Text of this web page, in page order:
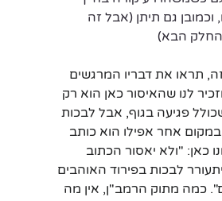
וכמובן גם תיתן (אבל זה
הבא)
תראו את דבריו המרגשים
לנו שהאיסור כאן הוא רק
פגיעה בגוף, אבל לבכות
אחר אפילו הוא כותב
כאן: "ולא יאסור הכתוב
לבכות בפירוד האוהבים
כמה מתוק הרמב"ן, אין מה